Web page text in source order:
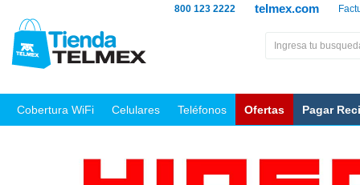
telmex.com
800 123 2222
Cobertura WiFi Celulares Teléfonos Ofertas Pagar